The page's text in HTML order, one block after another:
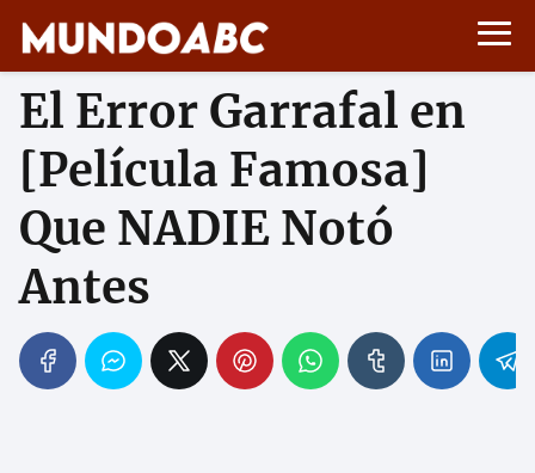
El Error Garrafal en
[Película Famosa]
Que NADIE Notó
Antes